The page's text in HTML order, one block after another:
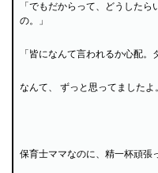
「でもだからって、どうした
の。」
「皆になんて言われるか心配。
なんて、 ずっと思ってましたよ。
保育士ママなのに、精一杯頑張